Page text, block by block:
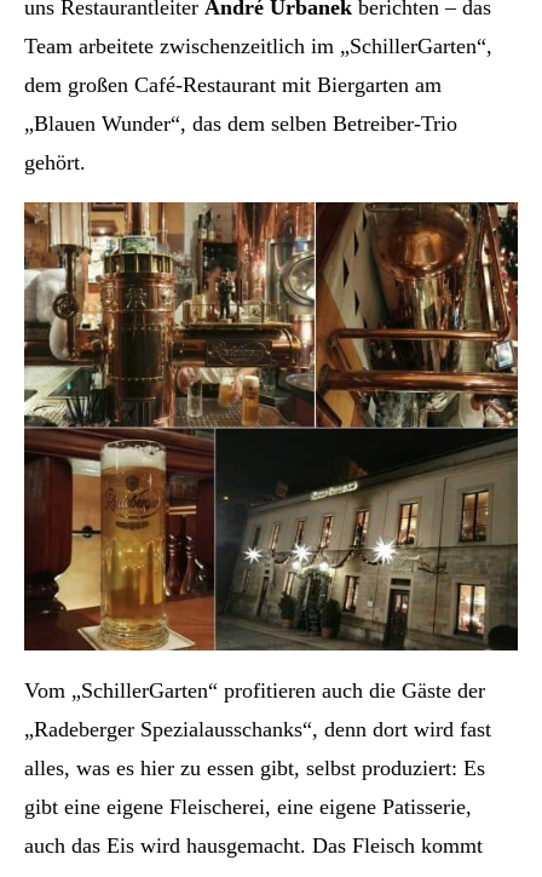
uns Restaurantleiter André Urbanek berichten – das
Team arbeitete zwischenzeitlich im „SchillerGarten“,
dem großen Café-Restaurant mit Biergarten am
„Blauen Wunder“, das dem selben Betreiber-Trio
gehört.
Vom „SchillerGarten“ profitieren auch die Gäste der
„Radeberger Spezialausschanks“, denn dort wird fast
alles, was es hier zu essen gibt, selbst produziert: Es
gibt eine eigene Fleischerei, eine eigene Patisserie,
auch das Eis wird hausgemacht. Das Fleisch kommt